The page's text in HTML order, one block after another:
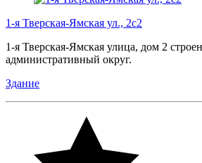
1-я Тверская-Ямская ул., 2с2
1-я Тверская-Ямская улица, дом 2
административный округ.
Здание